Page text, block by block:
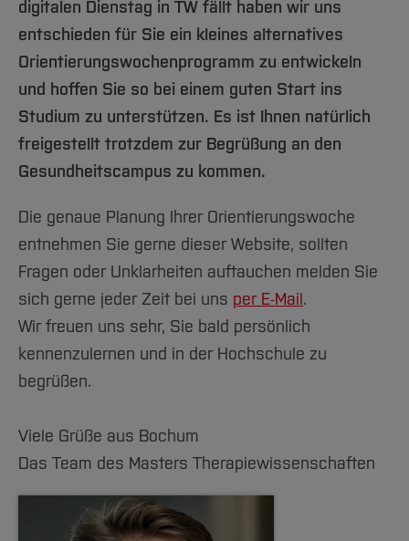
digitalen Dienstag in TW fällt haben wir uns
entschieden für Sie ein kleines alternatives
Orientierungswochenprogramm zu entwickeln
und hoffen Sie so bei einem guten Start ins
Studium zu unterstützen. Es ist Ihnen natürlich
freigestellt trotzdem zur Begrüßung an den
Gesundheitscampus zu kommen.
Die genaue Planung Ihrer Orientierungswoche
entnehmen Sie gerne dieser Website, sollten
Fragen oder Unklarheiten auftauchen melden Sie
sich gerne jeder Zeit bei uns per E-Mail.
Wir freuen uns sehr, Sie bald persönlich
kennenzulernen und in der Hochschule zu
begrüßen.
Viele Grüße aus Bochum
Das Team des Masters Therapiewissenschaften